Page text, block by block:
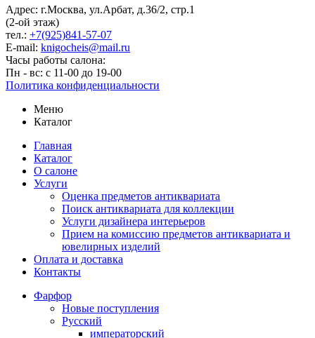
Адрес: г.Москва, ул.Арбат, д.36/2, стр.1
(2-ой этаж)
тел.: +7(925)841-57-07
E-mail: knigocheis@mail.ru
Часы работы салона:
Пн - вс: с 11-00 до 19-00
Политика конфиденциальности
Меню
Каталог
Главная
Каталог
О салоне
Услуги
Оценка предметов антиквариата
Поиск антиквариата для коллекции
Услуги дизайнера интерьеров
Прием на комиссию предметов антиквариата и
ювелирных изделий
Оплата и доставка
Контакты
Фарфор
Новые поступления
Русский
императорский